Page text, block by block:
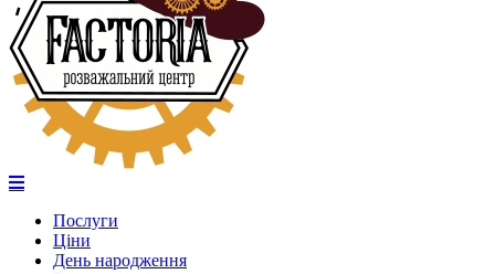
Послуги
Ціни
День народження